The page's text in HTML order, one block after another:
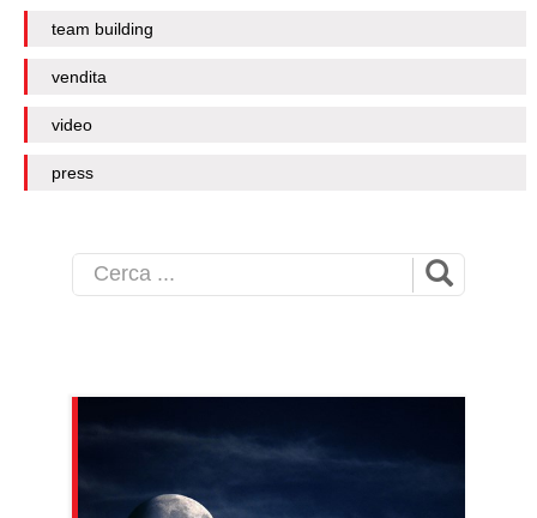
team building
vendita
video
press